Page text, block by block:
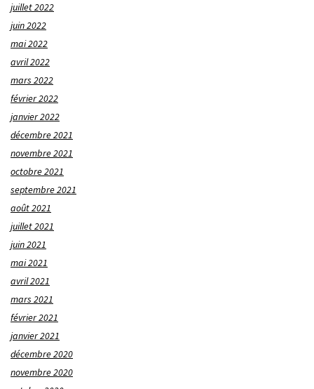
juillet 2022
juin 2022
mai 2022
avril 2022
mars 2022
février 2022
janvier 2022
décembre 2021
novembre 2021
octobre 2021
septembre 2021
août 2021
juillet 2021
juin 2021
mai 2021
avril 2021
mars 2021
février 2021
janvier 2021
décembre 2020
novembre 2020